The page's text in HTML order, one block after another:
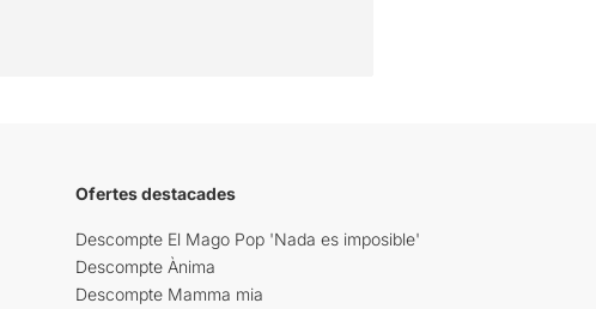
Ofertes destacades
Descompte El Mago Pop 'Nada es imposible'
Descompte Ànima
Descompte Mamma mia